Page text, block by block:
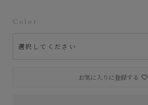
Color
お気に入りに登録する